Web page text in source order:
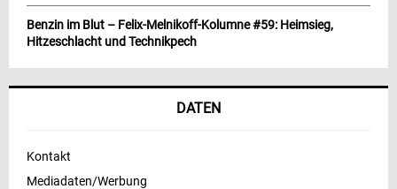
Benzin im Blut – Felix-Melnikoff-Kolumne #59: Heimsieg,
Hitzeschlacht und Technikpech
DATEN
Kontakt
Mediadaten/Werbung